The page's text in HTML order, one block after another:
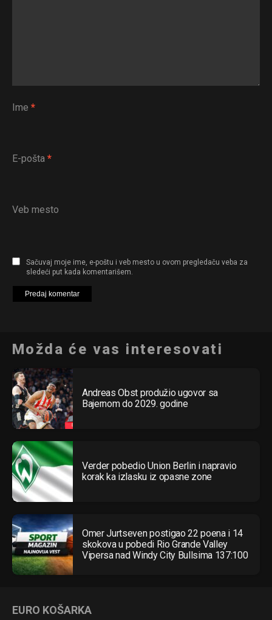
Ime *
E-pošta *
Veb mesto
Sačuvaj moje ime, e-poštu i veb mesto u ovom pregledaču veba za
sledeći put kada komentarišem.
Možda će vas interesovati
Andreas Obst produžio ugovor sa
Bajernom do 2029. godine
Verder pobedio Union Berlin i napravio
korak ka izlasku iz opasne zone
Omer Jurtseven postigao 22 poena i 14
skokova u pobedi Rio Grande Valley
Vipersa nad Windy City Bullsima 137:100
EURO KOŠARKA